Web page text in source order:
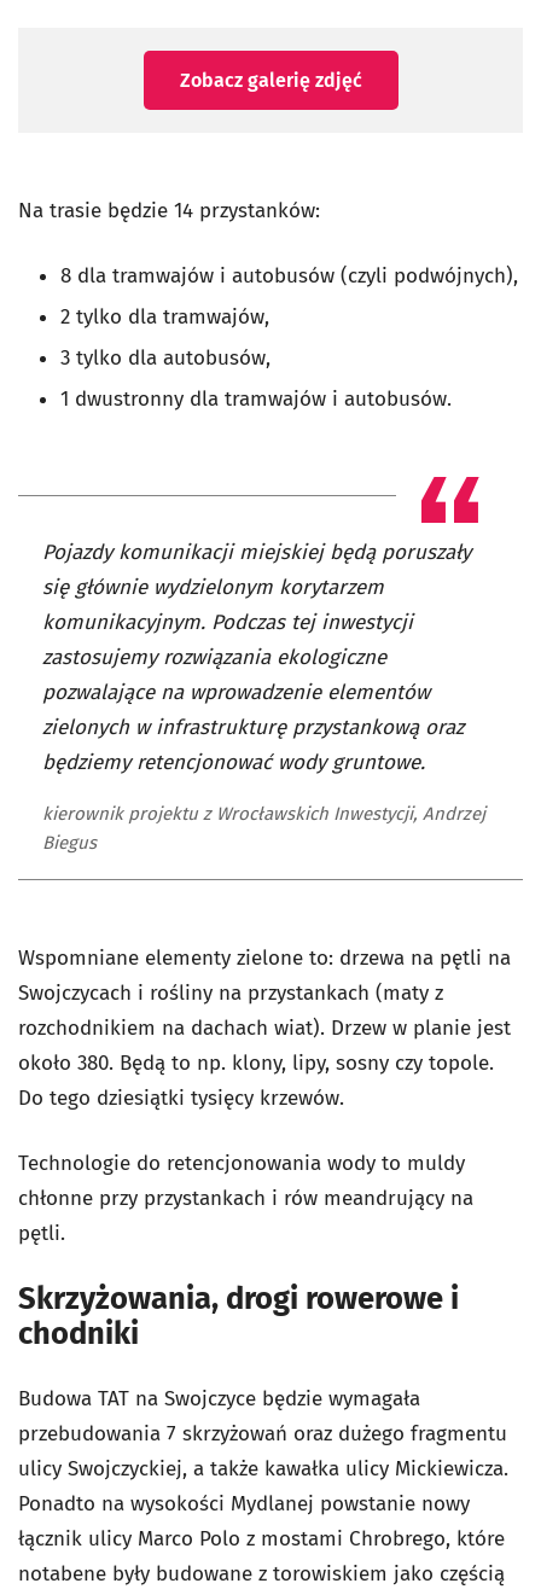
Zobacz galerię zdjęć
Na trasie będzie 14 przystanków:
8 dla tramwajów i autobusów (czyli podwójnych),
2 tylko dla tramwajów,
3 tylko dla autobusów,
1 dwustronny dla tramwajów i autobusów.
Pojazdy komunikacji miejskiej będą poruszały
się głównie wydzielonym korytarzem
komunikacyjnym. Podczas tej inwestycji
zastosujemy rozwiązania ekologiczne
pozwalające na wprowadzenie elementów
zielonych w infrastrukturę przystankową oraz
będziemy retencjonować wody gruntowe.
kierownik projektu z Wrocławskich Inwestycji, Andrzej
Biegus
Wspomniane elementy zielone to: drzewa na pętli na
Swojczycach i rośliny na przystankach (maty z
rozchodnikiem na dachach wiat). Drzew w planie jest
około 380. Będą to np. klony, lipy, sosny czy topole.
Do tego dziesiątki tysięcy krzewów.
Technologie do retencjonowania wody to muldy
chłonne przy przystankach i rów meandrujący na
pętli.
Skrzyżowania, drogi rowerowe i
chodniki
Budowa TAT na Swojczyce będzie wymagała
przebudowania 7 skrzyżowań oraz dużego fragmentu
ulicy Swojczyckiej, a także kawałka ulicy Mickiewicza.
Ponadto na wysokości Mydlanej powstanie nowy
łącznik ulicy Marco Polo z mostami Chrobrego, które
notabene były budowane z torowiskiem jako częścią